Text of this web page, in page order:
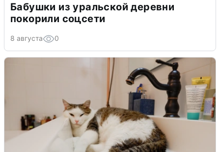
Бабушки из уральской деревни
покорили соцсети
8 августа 0